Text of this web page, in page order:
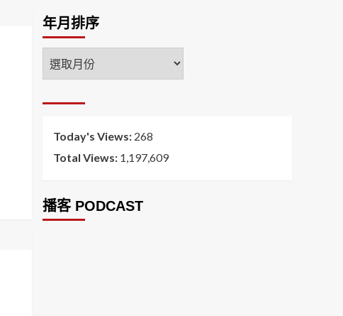
年月排序
年
月
序
Today's Views: 268
Total Views: 1,197,609
播客 PODCAST